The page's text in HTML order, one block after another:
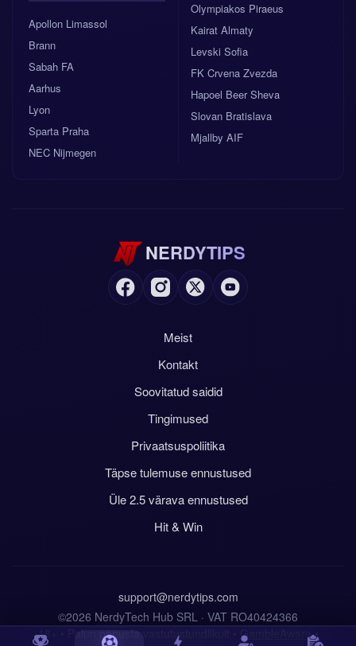
Apollon Limassol
Brann
Sabah FA
Aarhus
Lyon
Sparta Praha
NEC Nijmegen
Olympiakos Piraeus
Kairat Almaty
Levski Sofia
FK Crvena Zvezda
Hapoel Beer Sheva
Slovan Bratislava
Mjallby AIF
NERDYTIPS
Meist
Kontakt
Soovitatud saidid
Tingimused
Privaatsuspoliitika
Täpse tulemuse ennustused
Üle 2.5 värava ennustused
Hit & Win
18+ • Palun panusta vastutustundlikult • GambleAware•
support@nerdytips.com
©2026 NerdyTech Hub SRL · VAT RO40424366